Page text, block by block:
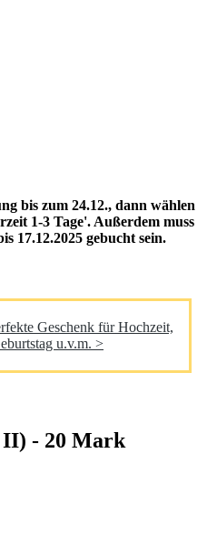
bis zum 24.12., dann wählen
1-3 Tage'. Außerdem muss
17.12.2025 gebucht sein.
Geschenk für Hochzeit,
u.v.m. >
- 20 Mark